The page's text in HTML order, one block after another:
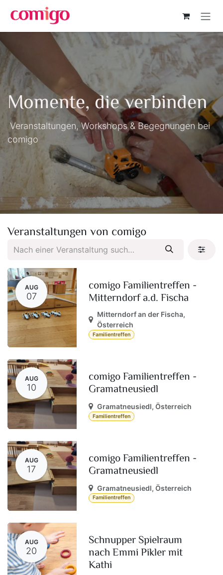
Zum Inhalt springen
Momente, die verbinden
Veranstaltungen, Workshops & Begegnungen bei
comigo
Veranstaltungen von comigo
AUG
07
comigo Familientreffen -
Mitterndorf a.d. Fischa
Mitterndorf an der Fischa,
Österreich
Familientreffen
AUG
10
comigo Familientreffen -
Gramatneusiedl
Gramatneusiedl,Österreich
Familientreffen
AUG
17
comigo Familientreffen -
Gramatneusiedl
Gramatneusiedl,Österreich
Familientreffen
AUG
20
Schnupper Spielraum
nach Emmi Pikler mit
Kathi